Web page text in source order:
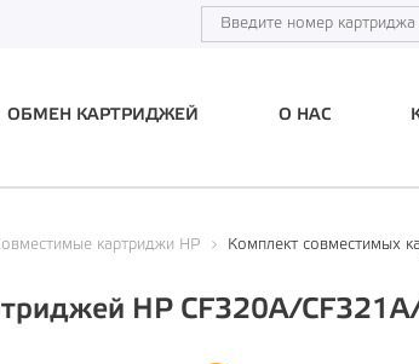
ОБМЕН КАРТРИДЖЕЙ О НАС
картриджи HP Комплект совместимых
HP CF320A/